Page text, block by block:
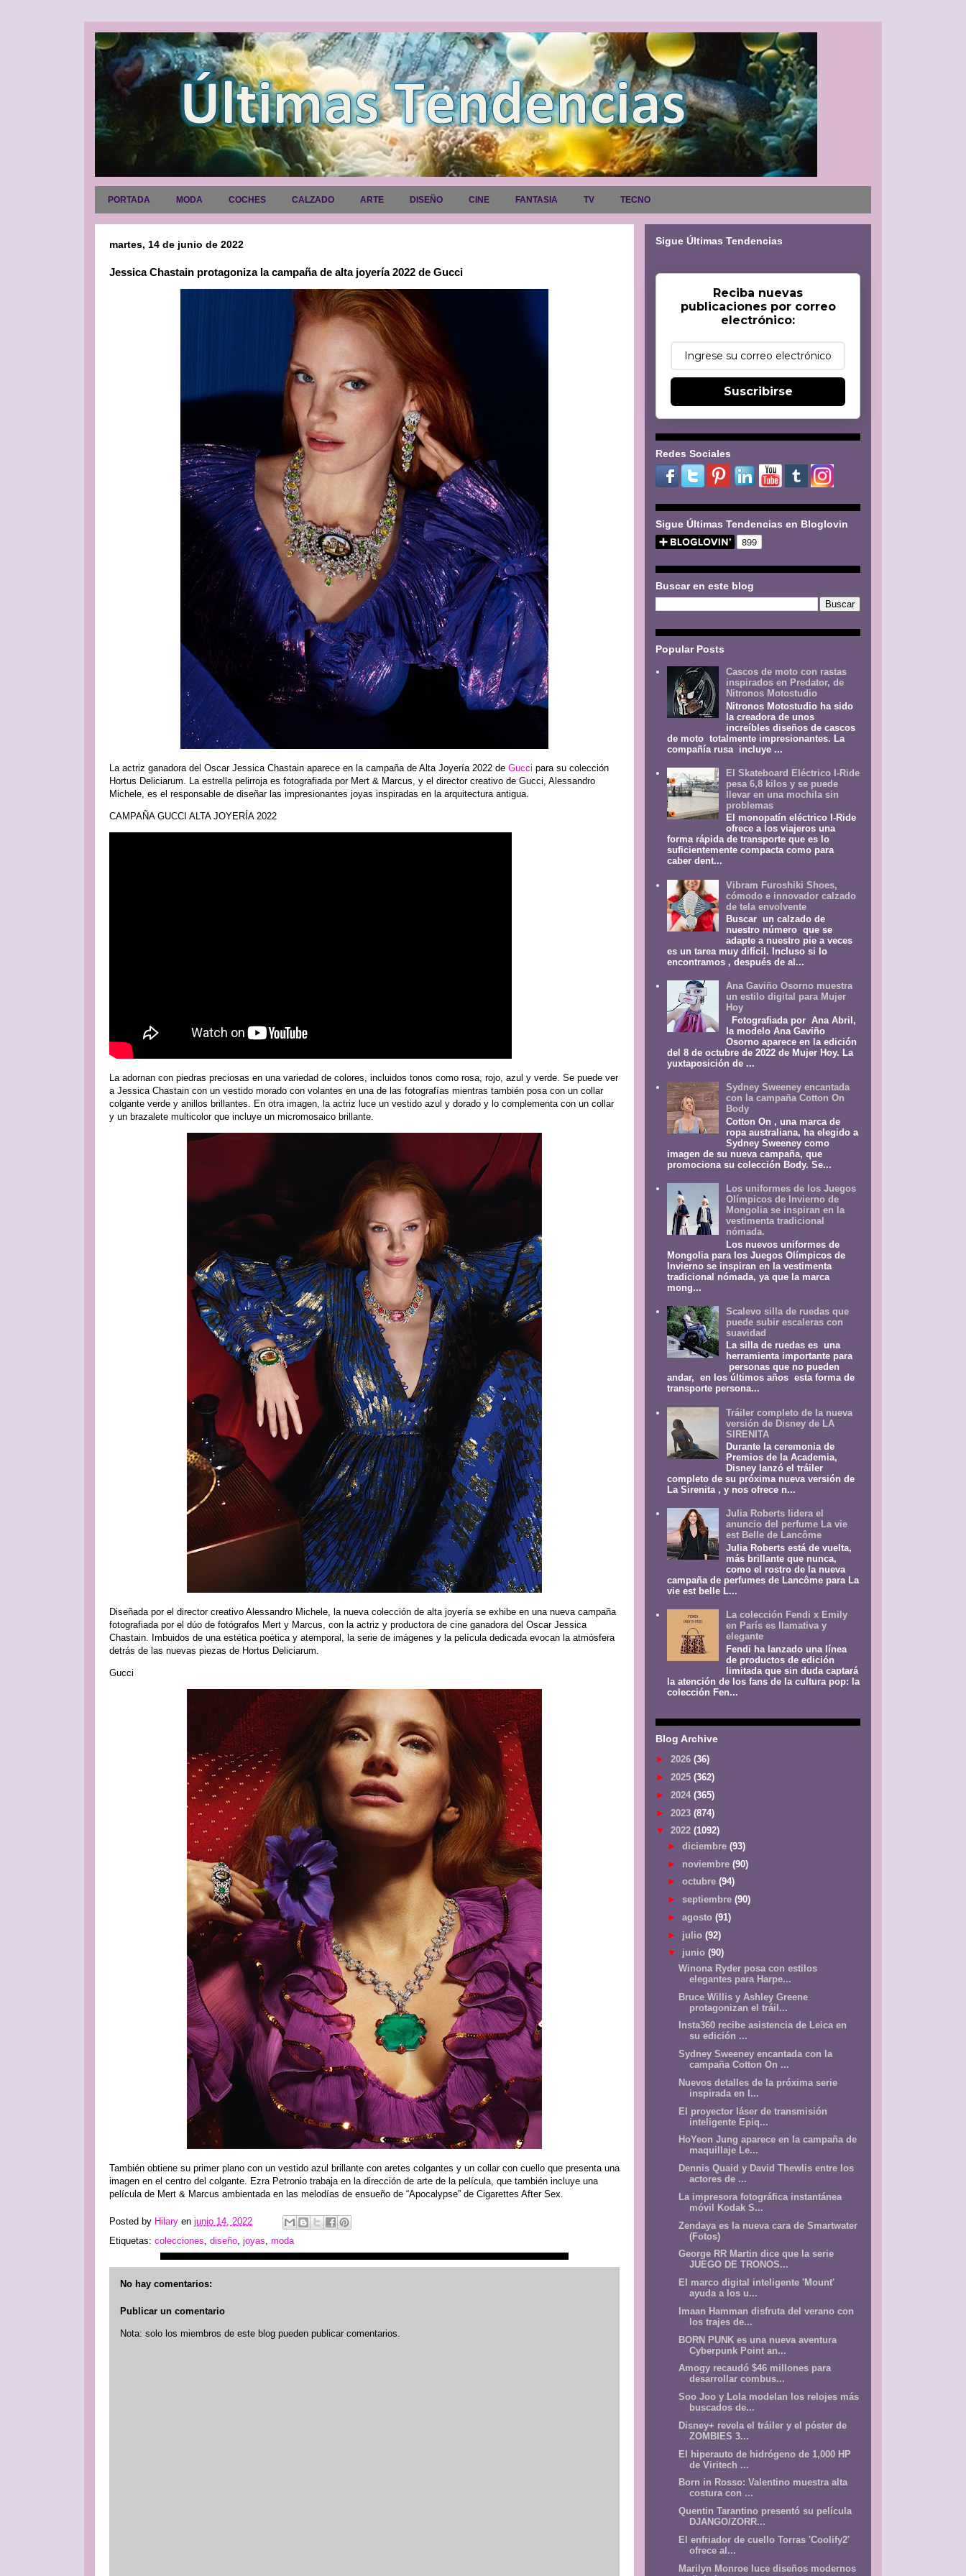
PORTADA MODA COCHES CALZADO ARTE DISEÑO CINE FANTASIA TV TECNO
martes, 14 de junio de 2022
Jessica Chastain protagoniza la campaña de alta joyería 2022 de Gucci
La actriz ganadora del Oscar Jessica Chastain aparece en la campaña de Alta Joyería 2022 de Gucci para su colección
Hortus Deliciarum. La estrella pelirroja es fotografiada por Mert & Marcus, y el director creativo de Gucci, Alessandro
Michele, es el responsable de diseñar las impresionantes joyas inspiradas en la arquitectura antigua.
CAMPAÑA GUCCI ALTA JOYERÍA 2022
La adornan con piedras preciosas en una variedad de colores, incluidos tonos como rosa, rojo, azul y verde. Se puede ver
a Jessica Chastain con un vestido morado con volantes en una de las fotografías mientras también posa con un collar
colgante verde y anillos brillantes. En otra imagen, la actriz luce un vestido azul y dorado y lo complementa con un collar
y un brazalete multicolor que incluye un micromosaico brillante.
Diseñada por el director creativo Alessandro Michele, la nueva colección de alta joyería se exhibe en una nueva campaña
fotografiada por el dúo de fotógrafos Mert y Marcus, con la actriz y productora de cine ganadora del Oscar Jessica
Chastain. Imbuidos de una estética poética y atemporal, la serie de imágenes y la película dedicada evocan la atmósfera
detrás de las nuevas piezas de Hortus Deliciarum.
Gucci
También obtiene su primer plano con un vestido azul brillante con aretes colgantes y un collar con cuello que presenta una
imagen en el centro del colgante. Ezra Petronio trabaja en la dirección de arte de la película, que también incluye una
película de Mert & Marcus ambientada en las melodías de ensueño de “Apocalypse” de Cigarettes After Sex.
Posted by Hilary en junio 14, 2022
Etiquetas: colecciones diseño joyas moda
No hay comentarios:
Publicar un comentario
Nota: solo los miembros de este blog pueden publicar comentarios.
Sigue Últimas Tendencias
Reciba nuevas
publicaciones por correo
electrónico:
Suscribirse
Redes Sociales
Sigue Últimas Tendencias en Bloglovin
Buscar en este blog
Popular Posts
Cascos de moto con rastas
inspirados en Predator, de
Nitronos Motostudio
Nitronos Motostudio ha sido
la creadora de unos
increíbles diseños de cascos
de moto totalmente impresionantes. La
compañía rusa incluye ...
El Skateboard Eléctrico I-Ride
pesa 6,8 kilos y se puede
llevar en una mochila sin
problemas
El monopatín eléctrico I-Ride
ofrece a los viajeros una
forma rápida de transporte que es lo
suficientemente compacta como para
caber dent...
Vibram Furoshiki Shoes,
cómodo e innovador calzado
de tela envolvente
Buscar un calzado de
nuestro número que se
adapte a nuestro pie a veces
es un tarea muy difícil. Incluso si lo
encontramos , después de al...
Ana Gaviño Osorno muestra
un estilo digital para Mujer
Hoy
Fotografiada por Ana Abril,
la modelo Ana Gaviño
Osorno aparece en la edición
del 8 de octubre de 2022 de Mujer Hoy. La
yuxtaposición de ...
Sydney Sweeney encantada
con la campaña Cotton On
Body
Cotton On , una marca de
ropa australiana, ha elegido a
Sydney Sweeney como
imagen de su nueva campaña, que
promociona su colección Body. Se...
Los uniformes de los Juegos
Olímpicos de Invierno de
Mongolia se inspiran en la
vestimenta tradicional
nómada.
Los nuevos uniformes de
Mongolia para los Juegos Olímpicos de
Invierno se inspiran en la vestimenta
tradicional nómada, ya que la marca
mong...
Scalevo silla de ruedas que
puede subir escaleras con
suavidad
La silla de ruedas es una
herramienta importante para
personas que no pueden
andar, en los últimos años esta forma de
transporte persona...
Tráiler completo de la nueva
versión de Disney de LA
SIRENITA
Durante la ceremonia de
Premios de la Academia,
Disney lanzó el tráiler
completo de su próxima nueva versión de
La Sirenita , y nos ofrece n...
Julia Roberts lidera el
anuncio del perfume La vie
est Belle de Lancôme
Julia Roberts está de vuelta,
más brillante que nunca,
como el rostro de la nueva
campaña de perfumes de Lancôme para La
vie est belle L...
La colección Fendi x Emily
en París es llamativa y
elegante
Fendi ha lanzado una línea
de productos de edición
limitada que sin duda captará
la atención de los fans de la cultura pop: la
colección Fen...
Blog Archive
► 2026 (36)
► 2025 (362)
► 2024 (365)
► 2023 (874)
▼ 2022 (1092)
► diciembre (93)
► noviembre (90)
► octubre (94)
► septiembre (90)
► agosto (91)
► julio (92)
▼ junio (90)
Winona Ryder posa con estilos
elegantes para Harpe...
Bruce Willis y Ashley Greene
protagonizan el tráil...
Insta360 recibe asistencia de Leica en
su edición ...
Sydney Sweeney encantada con la
campaña Cotton On ...
Nuevos detalles de la próxima serie
inspirada en l...
El proyector láser de transmisión
inteligente Epiq...
HoYeon Jung aparece en la campaña de
maquillaje Le...
Dennis Quaid y David Thewlis entre los
actores de ...
La impresora fotográfica instantánea
móvil Kodak S...
Zendaya es la nueva cara de Smartwater
(Fotos)
George RR Martin dice que la serie
JUEGO DE TRONOS...
El marco digital inteligente 'Mount'
ayuda a los u...
Imaan Hamman disfruta del verano con
los trajes de...
BORN PUNK es una nueva aventura
Cyberpunk Point an...
Amogy recaudó $46 millones para
desarrollar combus...
Soo Joo y Lola modelan los relojes más
buscados de...
Disney+ revela el tráiler y el póster de
ZOMBIES 3...
El hiperauto de hidrógeno de 1,000 HP
de Viritech ...
Born in Rosso: Valentino muestra alta
costura con ...
Quentin Tarantino presentó su película
DJANGO/ZORR...
El enfriador de cuello Torras 'Coolify2'
ofrece al...
Marilyn Monroe luce diseños modernos